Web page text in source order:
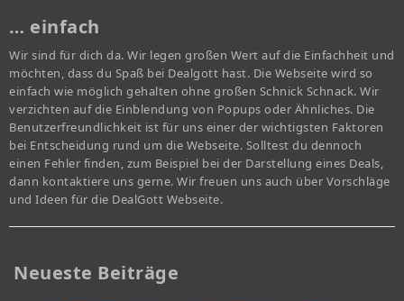
… einfach
Wir sind für dich da. Wir legen großen Wert auf die Einfachheit und
möchten, dass du Spaß bei Dealgott hast. Die Webseite wird so
einfach wie möglich gehalten ohne großen Schnick Schnack. Wir
verzichten auf die Einblendung von Popups oder Ähnliches. Die
Benutzerfreundlichkeit ist für uns einer der wichtigsten Faktoren
bei Entscheidung rund um die Webseite. Solltest du dennoch
einen Fehler finden, zum Beispiel bei der Darstellung eines Deals,
dann kontaktiere uns gerne. Wir freuen uns auch über Vorschläge
und Ideen für die DealGott Webseite.
Neueste Beiträge